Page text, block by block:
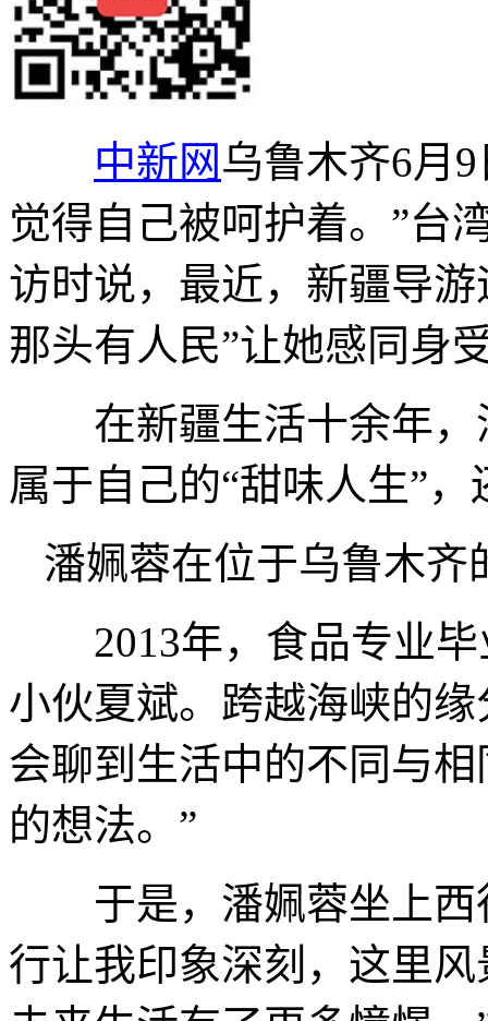
中新网乌鲁木齐6月
觉得自己被呵护着。”台
访时说，最近，新疆导
那头有人民”让她感同身
在新疆生活十余年，
属于自己的“甜味人生”
潘姵蓉在位于乌鲁木齐
2013年，食品专业毕
小伙夏斌。跨越海峡的
会聊到生活中的不同与
的想法。”
于是，潘姵蓉坐上西
行让我印象深刻，这里